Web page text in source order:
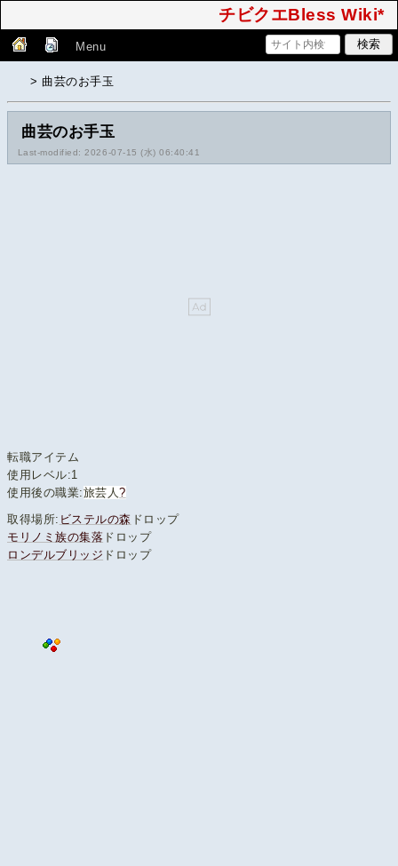
チビクエBless Wiki*
Menu
> 曲芸のお手玉
曲芸のお手玉
Last-modified: 2026-07-15 (水) 06:40:41
転職アイテム
使用レベル:1
使用後の職業:旅芸人?
取得場所: ビステルの森 ドロップ
モリノミ族の集落 ドロップ
ロンデルブリッジ ドロップ